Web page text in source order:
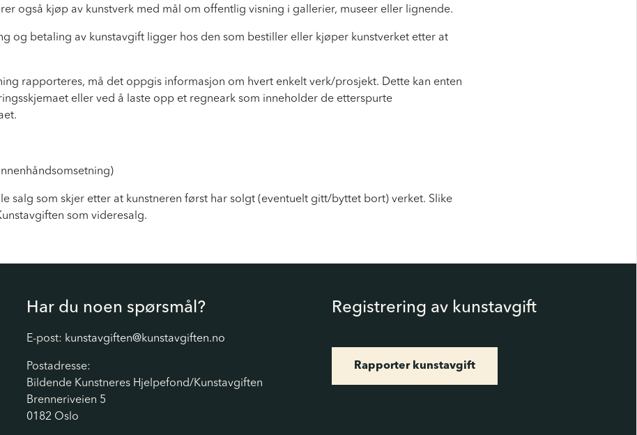
også kjøp av kunstverk med mål om offentlig visning i gallerier, museer eller lignende.
og betaling av kunstavgift ligger hos den som bestiller eller kjøper kunstverket etter at
rapporteres, må det oppgis informasjon om hvert enkelt verk/prosjekt. Dette kan enten
eller ved å laste opp et regneark som inneholder de etterspurte
salg som skjer etter at kunstneren først har solgt (eventuelt gitt/byttet bort) verket. Slike
som videresalg.
Har du noen spørsmål?
E-post: kunstavgiften@kunstavgiften.no
Postadresse:
Bildende Kunstneres Hjelpefond/Kunstavgiften
Brenneriveien 5
0182 Oslo
Registrering av kunstavgift
Rapporter kunstavgift